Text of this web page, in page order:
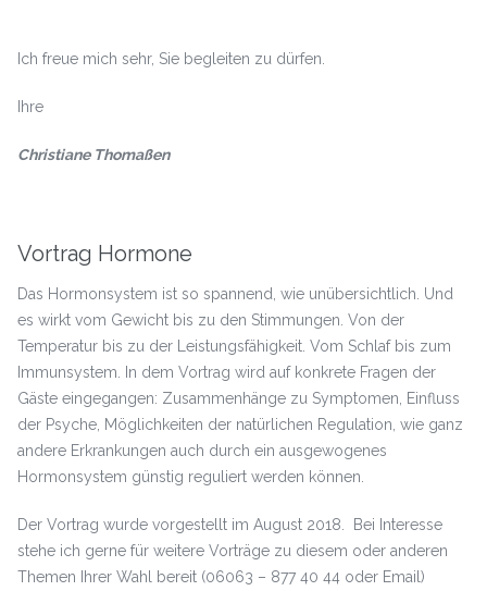
Ich freue mich sehr, Sie begleiten zu dürfen.
Ihre
Christiane Thomaßen
Vortrag Hormone
Das Hormonsystem ist so spannend, wie unübersichtlich. Und
es wirkt vom Gewicht bis zu den Stimmungen. Von der
Temperatur bis zu der Leistungsfähigkeit. Vom Schlaf bis zum
Immunsystem. In dem Vortrag wird auf konkrete Fragen der
Gäste eingegangen: Zusammenhänge zu Symptomen, Einfluss
der Psyche, Möglichkeiten der natürlichen Regulation, wie ganz
andere Erkrankungen auch durch ein ausgewogenes
Hormonsystem günstig reguliert werden können.
Der Vortrag wurde vorgestellt im August 2018. Bei Interesse
stehe ich gerne für weitere Vorträge zu diesem oder anderen
Themen Ihrer Wahl bereit (06063 – 877 40 44 oder Email)